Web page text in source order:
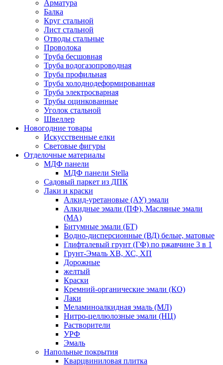
Арматура
Балка
Круг стальной
Лист стальной
Отводы стальные
Проволока
Труба бесшовная
Труба водогазопроводная
Труба профильная
Труба холоднодеформированная
Труба электросварная
Трубы оцинкованные
Уголок стальной
Швеллер
Новогодние товары
Искусственные елки
Световые фигуры
Отделочные материалы
МДФ панели
МДФ панели Stella
Садовый паркет из ДПК
Лаки и краски
Алкид-уретановые (АУ) эмали
Алкидные эмали (ПФ), Масляные эмали
(МА)
Битумные эмали (БТ)
Водно-дисперсионные (ВД) белые, матовые
Глифталевый грунт (ГФ) по ржавчине 3 в 1
Грунт-Эмаль ХВ, ХС, ХП
Дорожные
желтый
Краски
Кремний-органические эмали (КО)
Лаки
Меламиноалкидная эмаль (МЛ)
Нитро-целлюлозные эмали (НЦ)
Растворители
УРФ
Эмаль
Напольные покрытия
Кварцвиниловая плитка